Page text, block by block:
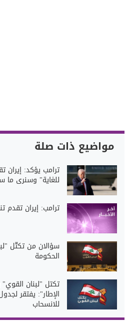
مواضيع ذات صلة
ترامب يؤكد: إيران
للغاية" وسنرى ما
ترامب: إيران تقدم
سؤالان من تكتّل
الحكومة
تكتل "لبنان
الإطار": يفتقر
للانسحاب